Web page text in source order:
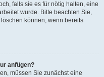
falls sie es für nötig halten, eine
wurde. Bitte beachten Sie,
können, wenn bereits
anfügen?
müssen Sie zunächst eine